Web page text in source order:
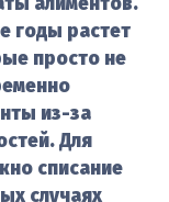
годы растет
просто не
из-за
Для
списание
случаях